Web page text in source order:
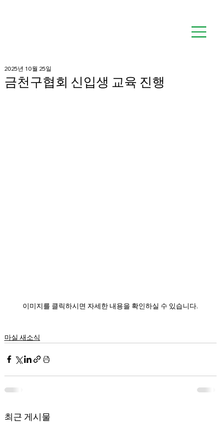
금천구협회 신입생 교육 진행
2025년 10월 25일
이미지를 클릭하시면 자세한 내용을 확인하실 수 있습니다.
마실 새소식
최근 게시물